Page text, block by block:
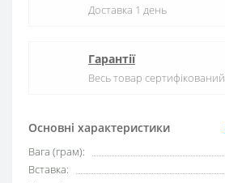
Основні характеристики
Вага (грам):
Вставка:
Доставка 1 день
Гарантії
Весь товар сертифікований